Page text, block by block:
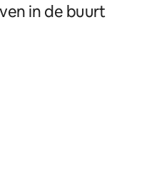
in de buurt